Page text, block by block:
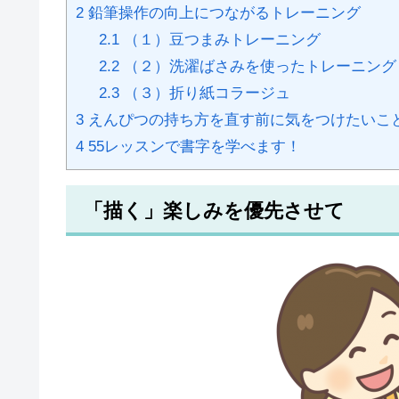
2 鉛筆操作の向上につながるトレーニング
2.1（１）豆つまみトレーニング
2.2（２）洗濯ばさみを使ったトレーニング
2.3（３）折り紙コラージュ
3 えんぴつの持ち方を直す前に気をつけたいこ
4 55レッスンで書字を学べます！
「描く」楽しみを優先させて